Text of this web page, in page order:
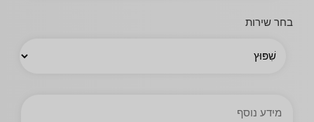
בחר שירות